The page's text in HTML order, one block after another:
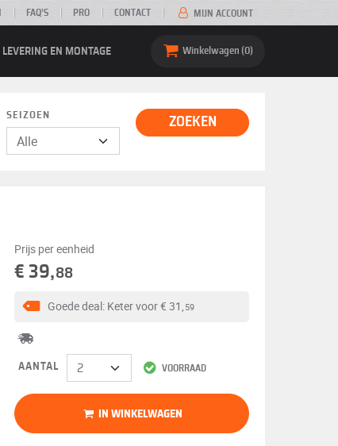
FAQ’S PRO CONTACT MIJN ACCOUNT
LEVERING EN MONTAGE Winkelwagen 0
SEIZOEN ZOEKEN
Prijs per eenheid
€ 39,88
VOORRAAD
Goede deal: Keter voor€ 31, 59
AANTAL
IN WINKELWAGEN